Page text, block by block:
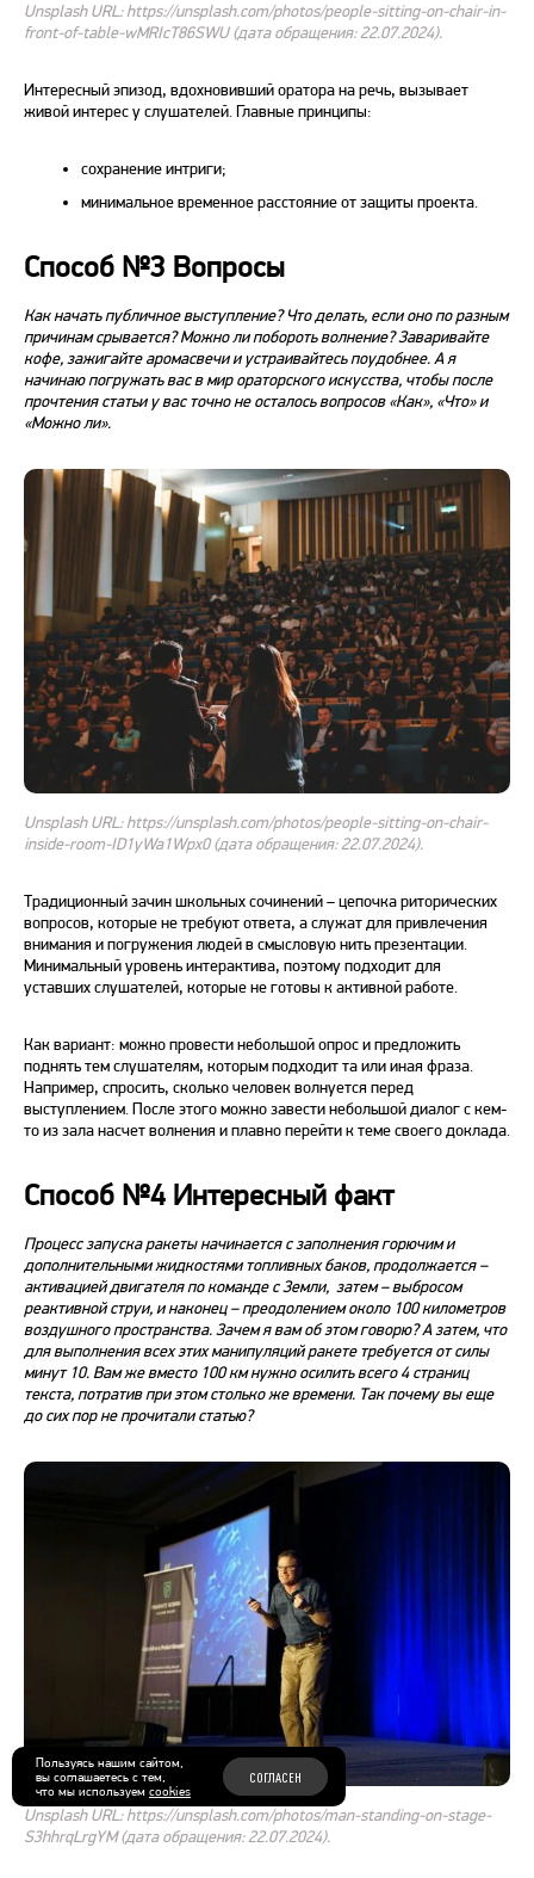
Unsplash URL: https://unsplash.com/photos/people-sitting-on-chair-in-
front-of-table-wMRIcT86SWU (дата обращения: 22.07.2024).
Интересный эпизод, вдохновивший оратора на речь, вызывает
живой интерес у слушателей. Главные принципы:
сохранение интриги;
минимальное временное расстояние от защиты проекта.
Способ №3 Вопросы
Как начатьпубличное выступление? Что делать, если оно по разным
причинам срывается? Можно ли побороть волнение? Заваривайте
кофе, зажигайте аромасвечи и устраивайтесь поудобнее. А я
начинаю погружать вас в мир ораторского искусства, чтобы после
прочтения статьи у вас точно не осталось вопросов «Как», «Что» и
«Можно ли».
Unsplash URL: https://unsplash.com/photos/people-sitting-on-chair-
inside-room-ID1yWa1Wpx0 (дата обращения: 22.07.2024).
Традиционный зачин школьных сочинений – цепочка риторических
вопросов, которые не требуют ответа, а служат для привлечения
внимания и погружения людей в смысловую нить презентации.
Минимальный уровень интерактива, поэтому подходит для
уставших слушателей, которые не готовы к активной работе.
Как вариант: можно провести небольшой опрос и предложить
поднять тем слушателям, которым подходит та или иная фраза.
Например, спросить, сколько человек волнуется перед
выступлением. После этого можно завести небольшой диалог с кем-
то из зала насчет волнения и плавно перейти к теме своего доклада.
Способ №4 Интересный факт
Процесс запуска ракеты начинается с заполнения горючим и
дополнительными жидкостями топливных баков, продолжается –
активацией двигателя по команде с Земли, затем – выбросом
реактивной струи, и наконец – преодолением около 100 километров
воздушного пространства. Зачем я вам об этом говорю? А затем, что
для выполнения всех этих манипуляций ракете требуется от силы
минут 10. Вам же вместо 100 км нужно осилить всего 4 страниц
текста, потратив при этом столько же времени. Так почему вы еще
до сих пор не прочитали статью?
Unsplash URL: https://unsplash.com/photos/man-standing-on-stage-
S3hhrqLrgYM (дата обращения: 22.07.2024).
Пользуясь нашим сайтом,
вы соглашаетесь с тем,
что мы используем cookies
СОГЛАСЕН